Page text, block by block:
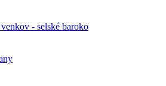
- selské baroko